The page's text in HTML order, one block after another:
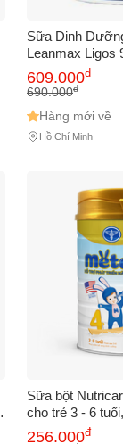
Sữa Dinh
Leanmax Ligos
Tăng Cường Đề
BCAA và
Tuổi
609.000đ
690.000đ
Hàng mới về
Hồ Chí Minh
Sữa bột
cho trẻ 3 - 6
cấp, hỗ trợ phát
256.000đ